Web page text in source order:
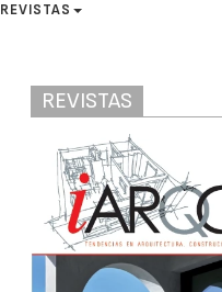
REVISTAS
REVISTAS